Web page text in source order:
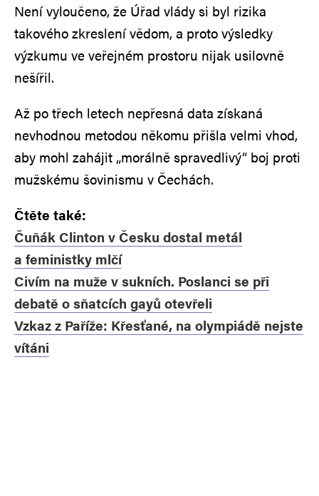
Není vyloučeno, že Úřad vlády si byl rizika
takového zkreslení vědom, a proto výsledky
výzkumu ve veřejném prostoru nijak usilovně
nešířil.
Až po třech letech nepřesná data získaná
nevhodnou metodou někomu přišla velmi vhod,
aby mohl zahájit „morálně spravedlivý“ boj proti
mužskému šovinismu v Čechách.
Čtěte také:
Čuňák Clinton v Česku dostal metál
a feministky mlčí
Civím na muže v sukních. Poslanci se při
debatě o sňatcích gayů otevřeli
Vzkaz z Paříže: Křesťané, na olympiádě nejste
vítáni